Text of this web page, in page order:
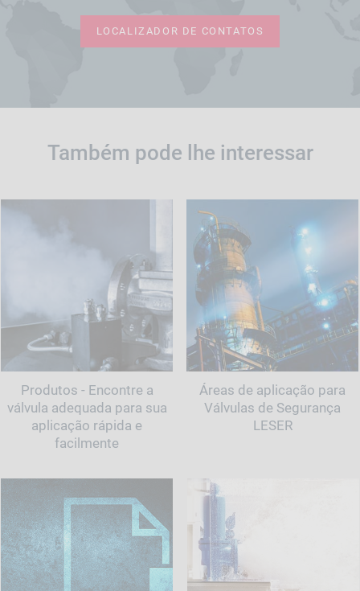
LOCALIZADOR DE CONTATOS
Também pode lhe interessar
Produtos - Encontre a
válvula adequada para sua
aplicação rápida e
facilmente
Áreas de aplicação para
Válvulas de Segurança
LESER